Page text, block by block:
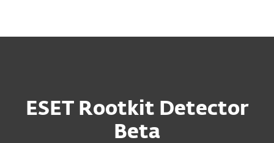
ESET Rootkit Detector
Beta